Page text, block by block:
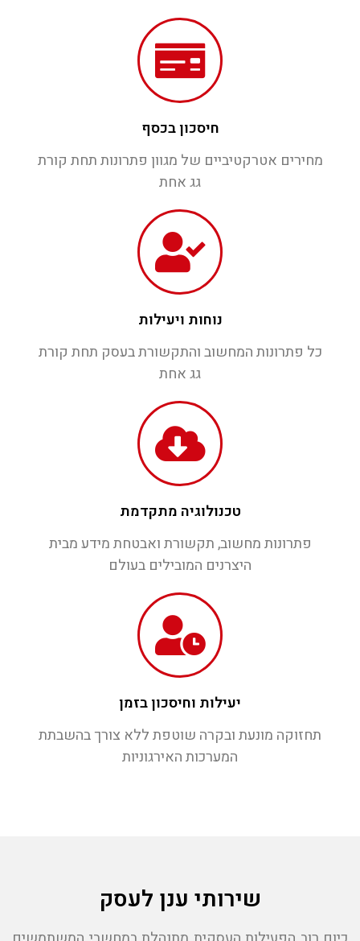
חיסכון בכסף
מחירים אטרקטיביים של מגוון פתרונות תחת קורת
גג אחת
נוחות ויעילות
כל פתרונות המחשוב והתקשורת בעסק תחת קורת
גג אחת
טכנולוגיה מתקדמת
פתרונות מחשוב, תקשורת ואבטחת מידע מבית
היצרנים המובילים בעולם
יעילות וחיסכון בזמן
תחזוקה מונעת ובקרה שוטפת ללא צורך בהשבתת
המערכות האירגוניות
שירותי ענן לעסק